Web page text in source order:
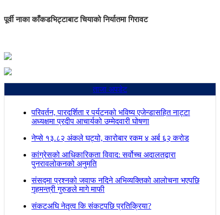
पूर्वी नाका काँकडभिट्टाबाट चियाको निर्यातमा गिरावट
ताजा अपडेट
परिवर्तन, पारदर्शिता र पर्यटनको भविष्य एजेन्डासहित नाट्टा
अध्यक्षमा प्रदीप आचार्यको उम्मेदवारी घोषणा
नेप्से १३.८२ अंकले घट्यो, कारोबार रकम ४ अर्ब ६२ करोड
कांग्रेसको आधिकारिकता विवाद: सर्वोच्च अदालतद्वारा
पुनरावलोकनको अनुमति
संसद्मा प्रश्नको जवाफ नदिने अभिव्यक्तिको आलोचना भएपछि
गृहमन्त्री गुरुङले मागे माफी
संकटअघि नेतृत्व कि संकटपछि प्रतिक्रिया?